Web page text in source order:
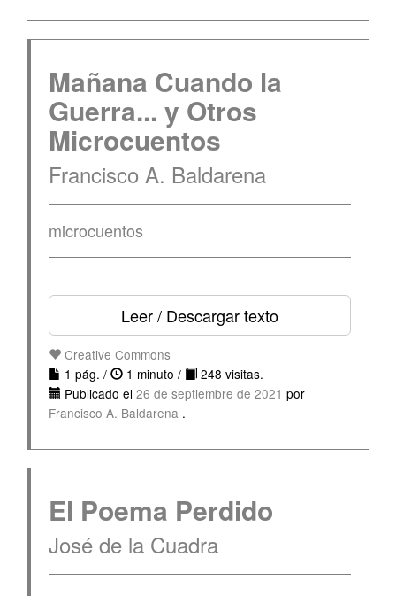
Mañana Cuando la
Guerra... y Otros
Microcuentos
Francisco A. Baldarena
microcuentos
Leer / Descargar texto
Creative Commons
1 pág. /
1 minuto /
248 visitas.
Publicado el 26 de septiembre de 2021 por
Francisco A. Baldarena .
El Poema Perdido
José de la Cuadra